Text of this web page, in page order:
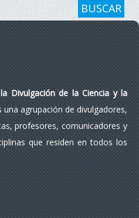
BUSCAR
Divulgación de la Ciencia y la
una agrupación de divulgadores,
profesores, comunicadores y
que residen en todos los